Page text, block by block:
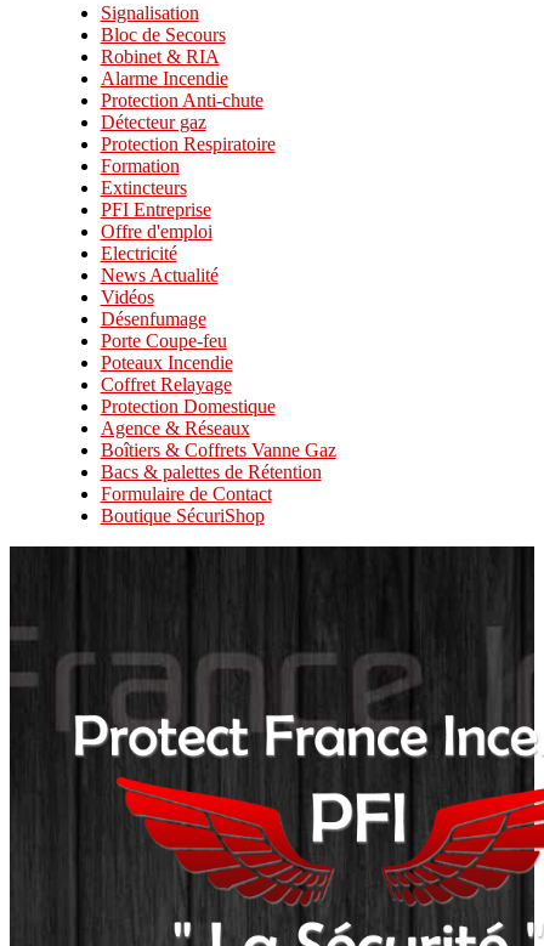
Signalisation
Bloc de Secours
Robinet & RIA
Alarme Incendie
Protection Anti-chute
Détecteur gaz
Protection Respiratoire
Formation
Extincteurs
PFI Entreprise
Offre d'emploi
Electricité
News Actualité
Vidéos
Désenfumage
Porte Coupe-feu
Poteaux Incendie
Coffret Relayage
Protection Domestique
Agence & Réseaux
Boîtiers & Coffrets Vanne Gaz
Bacs & palettes de Rétention
Formulaire de Contact
Boutique SécuriShop